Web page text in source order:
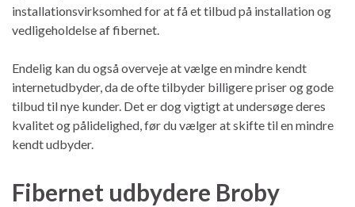
installationsvirksomhed for at få et tilbud på installation og
vedligeholdelse af fibernet.
Endelig kan du også overveje at vælge en mindre kendt
internetudbyder, da de ofte tilbyder billigere priser og gode
tilbud til nye kunder. Det er dog vigtigt at undersøge deres
kvalitet og pålidelighed, før du vælger at skifte til en mindre
kendt udbyder.
Fibernet udbydere Broby